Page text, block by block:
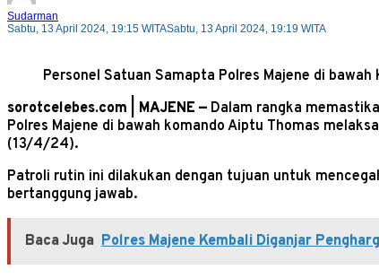
Sudarman
Sabtu, 13 April 2024, 19:15 WITASabtu, 13 April 2024, 19:19 WITA
Personel Satuan Samapta Polres Majene di
sorotcelebes.com | MAJENE — Dalam rangka
Polres Majene di bawah komando Aiptu Thomas
(13/4/24).
Patroli rutin ini dilakukan dengan tujuan untuk
bertanggung jawab.
Baca Juga Polres Majene Kembali Diganjar